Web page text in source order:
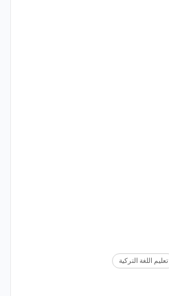
تعليم اللغة التركية